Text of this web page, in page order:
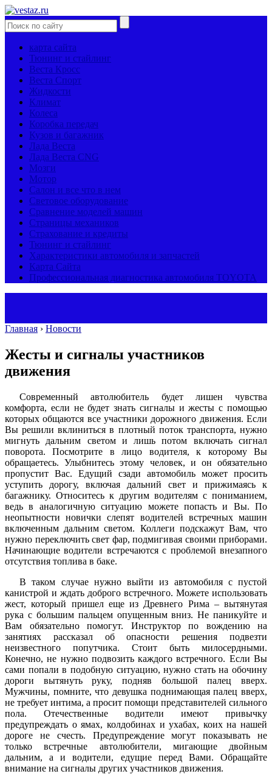
карта сайта
Тюнинг и стайлинг
Веста Кросс
Веста Спорт
Жидкости
Климат
Колеса
Коробка передач
Кузов и багажник
Лада Веста
Лада Веста CNG
Мозги
Мотор
Салон и все что в нем
Световое оборудование
Сравнение моделей машин
Страницы механиков
Страхование и кредиты
Тюнинг и стайлинг
Характеристики автомобиля и запчастей
Карта Сайта
Профессиональная диагностика автомобиля TOYOTA
Главная › Новости
Жесты и сигналы участников
движения
Современный автолюбитель будет лишен чувства
комфорта, если не будет знать сигналы и жесты с помощью
которых общаются все участники дорожного движения. Если
Вы решили вклиниться в плотный поток транспорта, нужно
мигнуть дальним светом и лишь потом включать сигнал
поворота. Посмотрите в лицо водителя, к которому Вы
обращаетесь. Улыбнитесь этому человек, и он обязательно
пропустит Вас. Едущий сзади автомобиль может просить
уступить дорогу, включая дальний свет и прижимаясь к
багажнику. Относитесь к другим водителям с пониманием,
ведь в аналогичную ситуацию можете попасть и Вы. По
неопытности новички слепят водителей встречных машин
включенным дальним светом. Коллеги подскажут Вам, что
нужно переключить свет фар, подмигивая своими приборами.
Начинающие водители встречаются с проблемой внезапного
отсутствия топлива в баке.
В таком случае нужно выйти из автомобиля с пустой
канистрой и ждать доброго встречного. Можете использовать
жест, который пришел еще из Древнего Рима – вытянутая
рука с большим пальцем опущенным вниз. Не паникуйте и
Вам обязательно помогут. Инструктор по вождению на
занятиях рассказал об опасности решения подвезти
неизвестного попутчика. Стоит быть милосердными.
Конечно, не нужно подвозить каждого встречного. Если Вы
сами попали в подобную ситуацию, нужно стать на обочину
дороги вытянуть руку, подняв большой палец вверх.
Мужчины, помните, что девушка поднимающая палец вверх,
не требует интима, а просит помощи представителей сильного
пола. Отечественные водители имеют привычку
предупреждать о ямах, колдобинах и ухабах, коих на нашей
дороге не счесть. Предупреждение могут показывать не
только встречные автолюбители, мигающие двойным
дальним, а и водители, едущие перед Вами. Обращайте
внимание на сигналы других участников движения.